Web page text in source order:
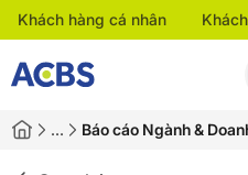
Khách hàng cá nhân
… Báo cáo Ngành &